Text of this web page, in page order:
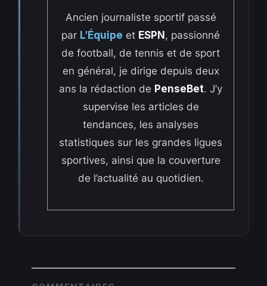
Ancien journaliste sportif passé
par L’Équipe et ESPN , passionné
de football, de tennis et de sport
en général, je dirige depuis deux
ans la rédaction de PenseBet. J’y
supervise les articles de
tendances, les analyses
statistiques sur les grandes ligues
sportives, ainsi que la couverture
de l’actualité au quotidien.